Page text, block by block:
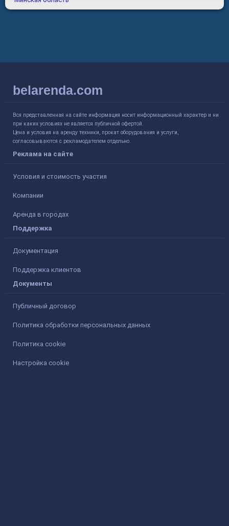
belarenda.com
Вся представленная на сайте информация носит информационный характер и ни
при каких условиях не является публичной офертой.
Цена и условия на аренду техники, прокат оборудования и услуги,
согласовываются с рекламодателем отдельно.
Реклама на сайте
Условия и стоимость участия
Компании
Аренда в городах
Поддержка
Документация
Поддержка клиентов
Документы
Публичный договор
Политика обработки персональных данных
Политика cookie
Настройка cookie